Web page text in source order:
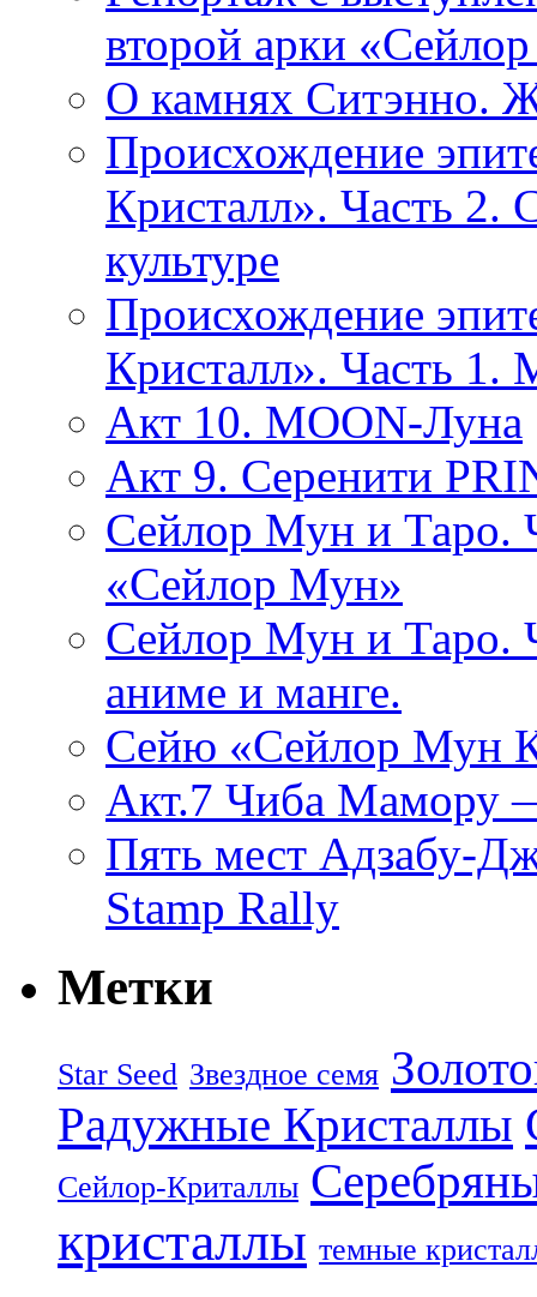
второй арки
О камнях Ситэнно.
Происхождение
Кристалл». Часть 2.
культуре
Происхождение
Кристалл». Часть 1.
Акт 10. MOON-Луна
Акт 9. Серенити
Сейлор Мун и Таро.
«Сейлор Мун»
Сейлор Мун и Таро.
аниме и манге.
Cейю «Сейлор Мун
Акт.7 Чиба Мамору
Пять мест Адзабу-
Stamp Rally
Метки
Star Seed Звездное семя
Радужные Кристаллы
Сейлор-Криталлы
кристаллы темные